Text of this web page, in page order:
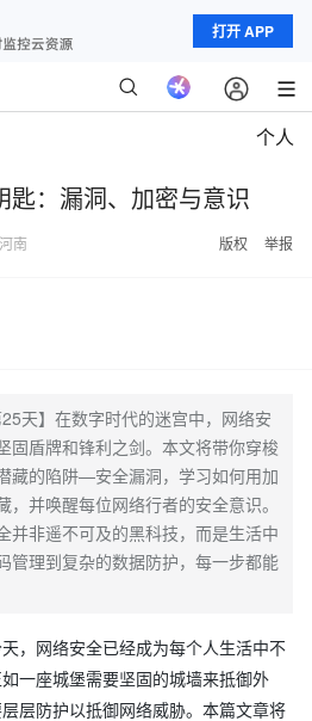
打开 APP
个人
匙：漏洞、加密与意识
南 版权 举报
25天】在数字时代的迷宫中，网络安
固盾牌和锋利之剑。本文将带你穿梭
藏的陷阱—安全漏洞，学习如何用加
并唤醒每位网络行者的安全意识。
并非遥不可及的黑科技，而是生活中
管理到复杂的数据防护，每一步都能
，网络安全已经成为每个人生活中不
一座城堡需要坚固的城墙来抵御外
层防护以抵御网络威胁。本篇文章将